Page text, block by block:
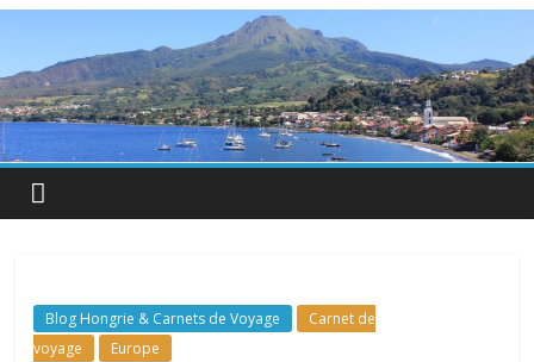
Blog Hongrie & Carnets de Voyage
Carnet de
voyage
Europe